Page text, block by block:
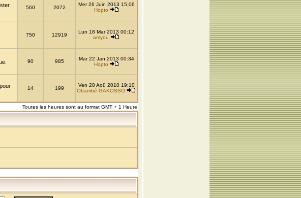
560 2072
Mer 26 Juin 2013 15:06
Hopto
750 12919
Lun 18 Mar 2013 00:12
amyou
90 985
Mar 22 Jan 2013 00:34
Hopto
14 199
Ven 20 Aoû 2010 19:10
Obambé GAKOSSO
Toutes les heures sont au format GMT + 1 Heure